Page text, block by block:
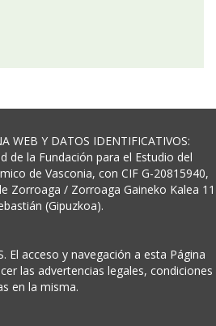
WEB Y DATOS IDENTIFICATIVOS:
de la Fundación para el Estudio del
de Vasconia, con CIF G-20815940,
Zorroaga / Zorroaga Gaineko Kalea 11
(Gipuzkoa).
El acceso y navegación a esta Página
las advertencias legales, condiciones
en la misma.